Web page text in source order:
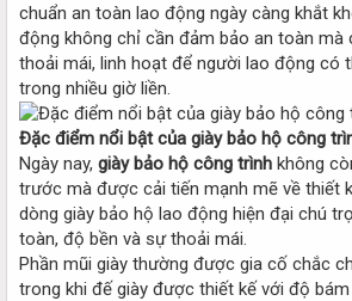
chuẩn an toàn lao động ngày càng khắt
động không chỉ cần đảm bảo an toàn mà
thoải mái, linh hoạt để người lao động có
trong nhiều giờ liền.
Đặc điểm nổi bật của giày bảo hộ công
Ngày nay, giày bảo hộ công trình không
trước mà được cải tiến mạnh mẽ về thiết
dòng giày bảo hộ lao động hiện đại chú
toàn, độ bền và sự thoải mái.
Phần mũi giày thường được gia cố chắc
trong khi đế giày được thiết kế với độ